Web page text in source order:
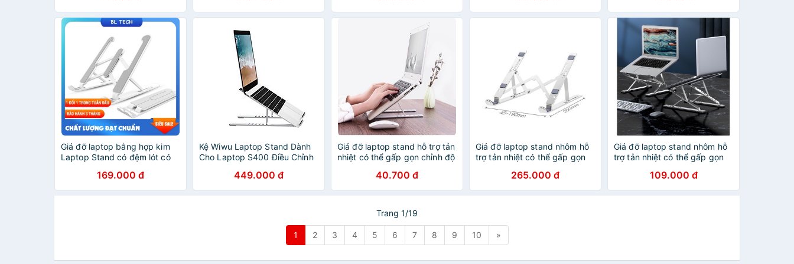
Giá đỡ laptop bằng hợp kim
Laptop Stand có đệm lót có
và gấp lại gọn gàng
169.000 đ
Kệ Wiwu Laptop Stand Dành
Cho Laptop S400 Điều Chỉnh
Đỡ Laptop, Máy Tính Bảng,
Đọc Sách - Hàng Chính Hãng
449.000 đ
Giá đỡ laptop stand hỗ trợ tản
nhiệt có thể gấp gọn chỉnh độ
macbook, surface-Giá đỡ
Nhựa -dc4433
40.700 đ
Giá đỡ laptop stand nhôm hỗ
trợ tản nhiệt có thể gấp gọn
macbook surface N3 D103
VinBuy
265.000 đ
Giá đỡ laptop stand nhôm hỗ
trợ tản nhiệt có thể gấp gọn
macbook surface N8 AnBi
Shop
109.000 đ
Trang 1/19
1 2 3 4 5 6 7 8 9 10 »